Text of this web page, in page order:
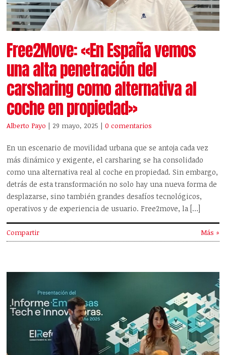
Free2Move: «En España vemos
una alta penetración del
carsharing como alternativa al
coche en propiedad»
Alberto Payo | 29 mayo, 2025 |0 comentarios
En un escenario de movilidad urbana que se antoja cada vez
más dinámico y exigente, el carsharing se ha consolidado
como una alternativa real al coche en propiedad. Sin embargo,
detrás de esta transformación no solo hay una nueva forma de
desplazarse, sino también grandes desafíos tecnológicos,
operativos y de experiencia de usuario. Free2move, la […]
Compartir Más »